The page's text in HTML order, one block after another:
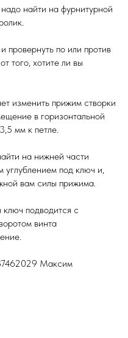
найти на фурнитурной
провернуть по или против
того, хотите ли вы
изменить прижим створки
в горизонтальной
мм к петле.
на нижней части
под ключ и,
вам силы прижима.
ключ подводится с
винта
Максим